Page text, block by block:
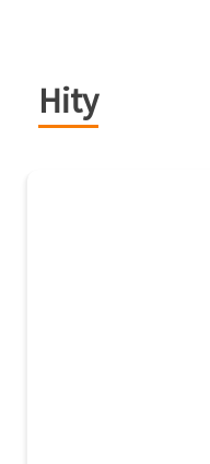
Hity